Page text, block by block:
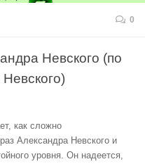
0
Невского (по
как сложно
Александра Невского и
уровня. Он надеется,